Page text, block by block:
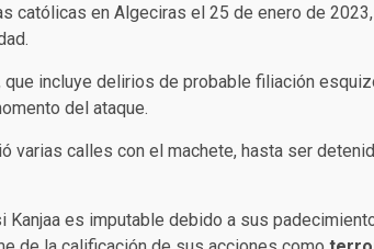
católicas en Algeciras el 25 de enero de
incluye delirios de probable filiación
del ataque.
varias calles con el machete, hasta ser
Kanjaa es imputable debido a sus